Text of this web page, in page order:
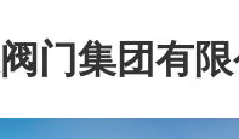
门集团有